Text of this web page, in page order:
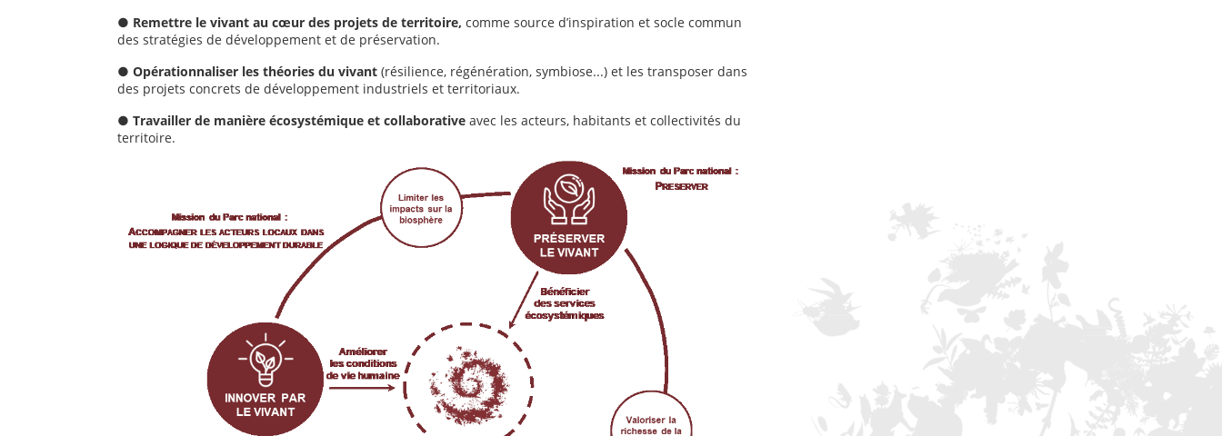
● Remettre le vivant au cœur des projets de territoire, comme source d’inspiration et socle commun
des stratégies de développement et de préservation.
● Opérationnaliser les théories du vivant (résilience, régénération, symbiose...) et les transposer dans
des projets concrets de développement industriels et territoriaux.
● Travailler de manière écosystémique et collaborative avec les acteurs, habitants et collectivités du
territoire.